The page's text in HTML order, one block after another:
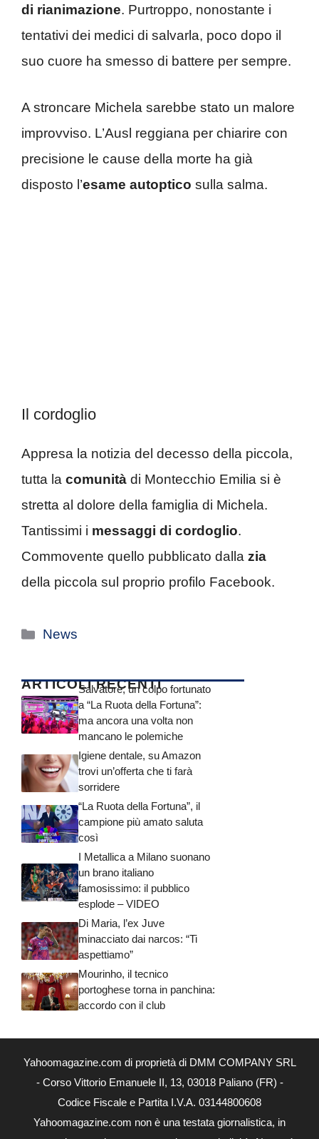
di rianimazione. Purtroppo, nonostante i
tentativi dei medici di salvarla, poco dopo il
suo cuore ha smesso di battere per sempre.
A stroncare Michela sarebbe stato un malore
improvviso. L’Ausl reggiana per chiarire con
precisione le cause della morte ha già
disposto l’esame autoptico sulla salma.
Il cordoglio
Appresa la notizia del decesso della piccola,
tutta la comunità di Montecchio Emilia si è
stretta al dolore della famiglia di Michela.
Tantissimi i messaggi di cordoglio.
Commovente quello pubblicato dalla zia
della piccola sul proprio profilo Facebook.
Categorie
News
ARTICOLI RECENTI
Salvatore, un colpo fortunato
a “La Ruota della Fortuna”:
ma ancora una volta non
mancano le polemiche
Igiene dentale, su Amazon
trovi un’offerta che ti farà
sorridere
“La Ruota della Fortuna”, il
campione più amato saluta
così
I Metallica a Milano suonano
un brano italiano
famosissimo: il pubblico
esplode – VIDEO
Di Maria, l’ex Juve
minacciato dai narcos: “Ti
aspettiamo”
Mourinho, il tecnico
portoghese torna in panchina:
accordo con il club
Yahoomagazine.com di proprietà di DMM COMPANY SRL
- Corso Vittorio Emanuele II, 13, 03018 Paliano (FR) -
Codice Fiscale e Partita I.V.A. 03144800608
Yahoomagazine.com non è una testata giornalistica, in